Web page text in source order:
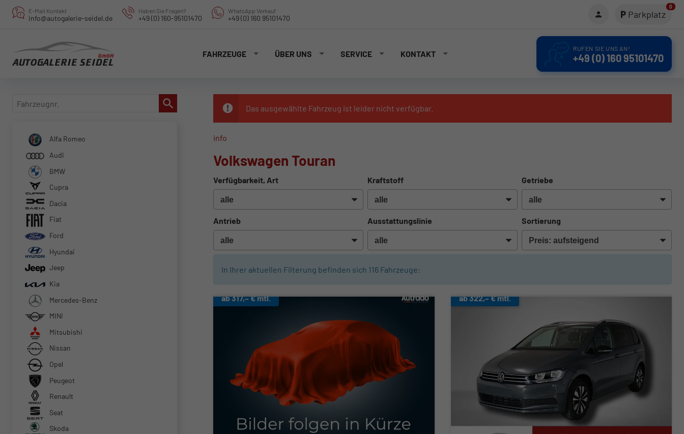
E-Mail Kontakt
info@autogalerie-seidel.de
Haben Sie Fragen?
+49 (0) 160-95101470
WhatsApp Verkauf
+49 (0) 160 95101470 Parkplatz
0
FAHRZEUGE ÜBER UNS SERVICE KONTAKT
RUFEN SIE UNS AN!
+49 (0) 160 95101470
Das ausgewählte Fahrzeug ist leider nicht verfügbar.
info
Volkswagen Touran
Verfügbarkeit, Art Kraftstoff Getriebe
Antrieb Ausstattungslinie Sortierung
In Ihrer aktuellen Filterung befinden sich 116 Fahrzeuge:
ab 317,– € mtl. ab 322,– € mtl.
Fahrzeugnr.
Alfa Romeo
Audi
BMW
Cupra
Dacia
Fiat
Ford
Hyundai
Jeep
Kia
Mercedes-Benz
MINI
Mitsubishi
Nissan
Opel
Peugeot
Renault
Seat
Skoda